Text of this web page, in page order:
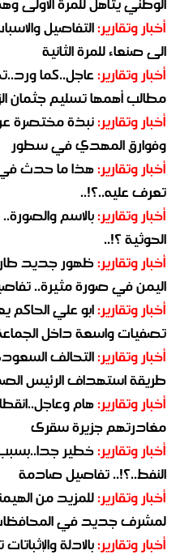
أخبار وتقارير:التفاصيل
الى صنعاء للمرة الثانية
أخبار وتقارير:عاجل..كما
مطالب أهمها تسليم جثمان
أخبار وتقارير:نبذة مختصرة
وفوارق المهدي في سطور
أخبار وتقارير:هذا ما حدث في
تعرف عليه..؟!..
أخبار وتقارير:بالاسم
الحوثية ؟!..
أخبار وتقارير:ظهور جديد
اليمن في صورة مثيرة..
أخبار وتقارير:ابو علي الحاكم
تصفيات واسعة داخل
أخبار وتقارير:التحالف
طريقة استهداف الرئيس
أخبار وتقارير:هام
مغادرتهم جزيرة سقرى
أخبار وتقارير:خطير جدا..بسبب
النفط..؟!.. تفاصيل صادمة
أخبار وتقارير:للمزيد من
لمشرف جديد في
أخبار وتقارير:بالادلة